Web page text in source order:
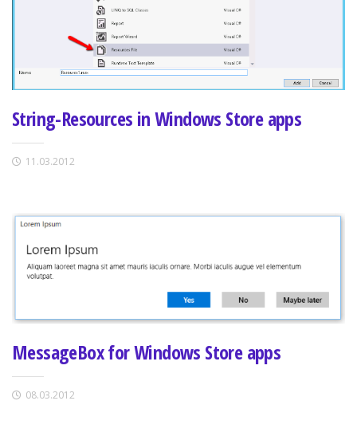
String-Resources in Windows Store apps
11.03.2012
MessageBox for Windows Store apps
08.03.2012